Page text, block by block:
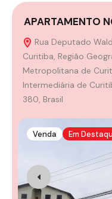
APARTAMENTO
Rua Deputado
Curitiba, Região
Metropolitana de
Intermediária de
380, Brasil
Venda Em